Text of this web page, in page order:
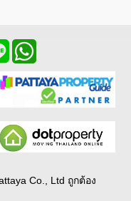
Co., Ltd ถูกต้อง